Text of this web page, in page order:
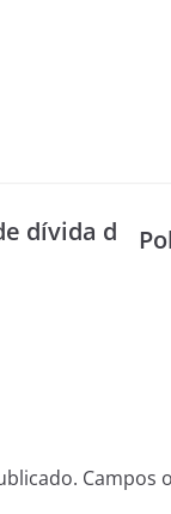
dívida d
Campos